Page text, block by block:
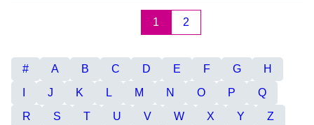
1 2
# A B C D E F G
H
J K L M N O P
Q
R
S T U V W X Y Z